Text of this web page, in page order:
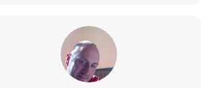
pustíme dvě věže máš vyhráno :D